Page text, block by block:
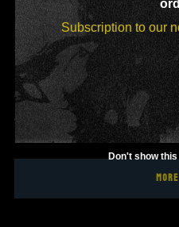
Subscription to our
Don't show
Lorem ipsum dolor sit amet,
sed do eiusmod tempor
magna aliqua. Ut enim ad
exercitation ullamco laboris
consequat.